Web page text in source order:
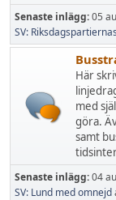
Senaste inlägg:05
SV:
Här
med
göra.
samt
Senaste inlägg:04
SV: Lund med omnejd